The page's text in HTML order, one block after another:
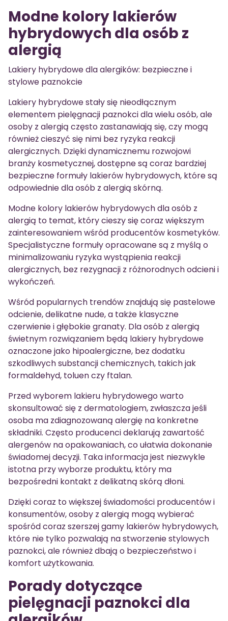
Modne kolory lakierów
hybrydowych dla osób z
alergią
Lakiery hybrydowe dla alergików: bezpieczne i
stylowe paznokcie
Lakiery hybrydowe stały się nieodłącznym
elementem pielęgnacji paznokci dla wielu osób, ale
osoby z alergią często zastanawiają się, czy mogą
również cieszyć się nimi bez ryzyka reakcji
alergicznych. Dzięki dynamicznemu rozwojowi
branży kosmetycznej, dostępne są coraz bardziej
bezpieczne formuły lakierów hybrydowych, które są
odpowiednie dla osób z alergią skórną.
Modne kolory lakierów hybrydowych dla osób z
alergią to temat, który cieszy się coraz większym
zainteresowaniem wśród producentów kosmetyków.
Specjalistyczne formuły opracowane są z myślą o
minimalizowaniu ryzyka wystąpienia reakcji
alergicznych, bez rezygnacji z różnorodnych odcieni i
wykończeń.
Wśród popularnych trendów znajdują się pastelowe
odcienie, delikatne nude, a także klasyczne
czerwienie i głębokie granaty. Dla osób z alergią
świetnym rozwiązaniem będą lakiery hybrydowe
oznaczone jako hipoalergiczne, bez dodatku
szkodliwych substancji chemicznych, takich jak
formaldehyd, toluen czy ftalan.
Przed wyborem lakieru hybrydowego warto
skonsultować się z dermatologiem, zwłaszcza jeśli
osoba ma zdiagnozowaną alergię na konkretne
składniki. Często producenci deklarują zawartość
alergenów na opakowaniach, co ułatwia dokonanie
świadomej decyzji. Taka informacja jest niezwykle
istotna przy wyborze produktu, który ma
bezpośredni kontakt z delikatną skórą dłoni.
Dzięki coraz to większej świadomości producentów i
konsumentów, osoby z alergią mogą wybierać
spośród coraz szerszej gamy lakierów hybrydowych,
które nie tylko pozwalają na stworzenie stylowych
paznokci, ale również dbają o bezpieczeństwo i
komfort użytkowania.
Porady dotyczące
pielęgnacji paznokci dla